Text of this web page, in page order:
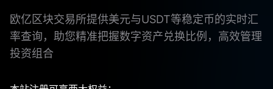
欧亿区块交易所提供美元与USDT等稳定币的实时汇
率查询，助您精准把握数字资产兑换比例，高效管理
投资组合